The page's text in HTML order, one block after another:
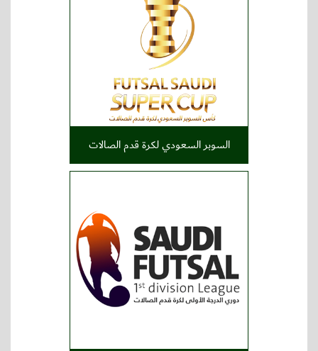
السوبر السعودي لكرة قدم الصالات